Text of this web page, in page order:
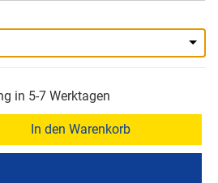
in 5-7 Werktagen
In den Warenkorb